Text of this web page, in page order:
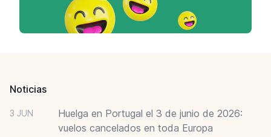
Noticias
3 JUN
Huelga en Portugal el 3 de junio de 2026:
vuelos cancelados en toda Europa